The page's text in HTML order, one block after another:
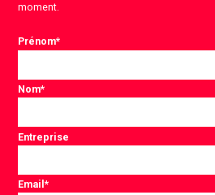
moment.
Prénom*
Nom*
Entreprise
Email*